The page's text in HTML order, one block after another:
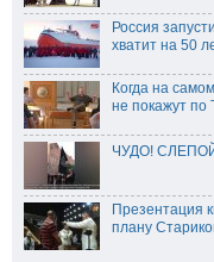
Россия
хватит на 50
Когда на
не покажут по
ЧУДО!
Презентация
плану